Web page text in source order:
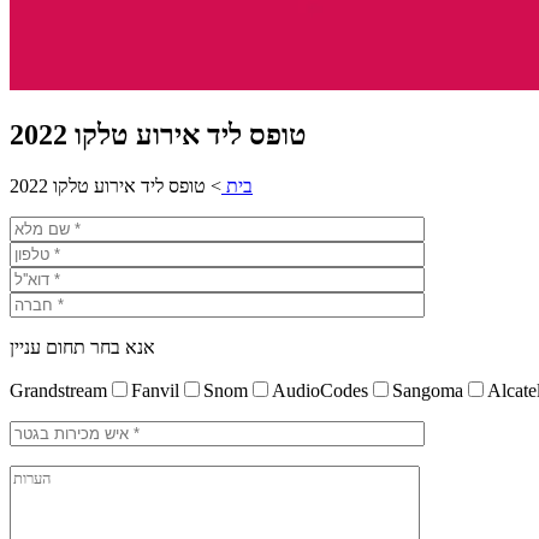
טופס ליד אירוע טלקו 2022
בית > טופס ליד אירוע טלקו 2022
אנא בחר תחום עניין
Grandstream Fanvil Snom AudioCodes Sangoma Alcatel